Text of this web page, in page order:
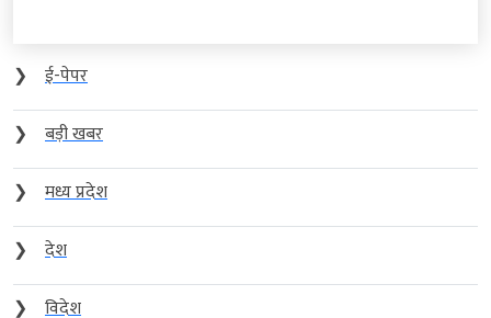
❯
ई-पेपर
❯
बड़ी खबर
❯
मध्य प्रदेश
❯
देश
❯
विदेश